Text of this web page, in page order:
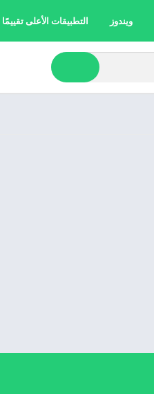
ويندوز التطبيقات الأعلى تقييمًا